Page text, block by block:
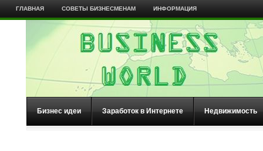
ГЛАВНАЯ СОВЕТЫ БИЗНЕСМЕНАМ ИНФОРМАЦИЯ
Бизнес идеи Заработок в Интернете Недвижимость